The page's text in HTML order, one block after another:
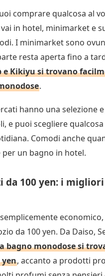
comprare qualcosa al
in hotel, minimarket e
I minimarket sono
resta aperta fino a
e Kikiyu si trovano
.
hanno una selezione
e puoi scegliere
Comodi anche
per un bagno in hotel.
da 100 yen: i
da 100 yen. Da Daiso,
bagno monodose si
yen, accanto a prodotti